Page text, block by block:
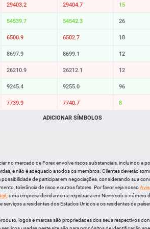
29403.5 29404.9 14
54538.7 54541.3 26
6500.9 6502.7 18
8697.9 8699.1 12
26210.9 26212.1 12
9245.4 9255.0 96
7740.2 7740.9 7
10912.8
44.957 45.043 86
1.04945 1.05105 160
1911.404 1911.956 552
ADICIONAR SÍMBOLOS
no mercado de Forex envolve riscos substanciais, incluindo a
e não é adequado a todos os membros. Clientes deverão
de participar em negociações, considerando sua
tolerância de risco e outros fatores. Por favor veja nosso
, uma empresa devidamente registrada em Nevis sob o número
serviços a residentes dos Estados Unidos e os residentes de
logos e marcas são propriedades dos seus respectivos